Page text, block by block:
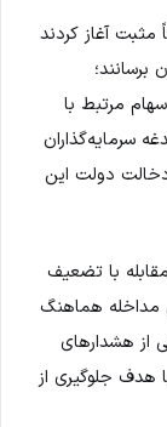
مثبت آغاز کردند
برسانند؛
مرتبط با
سرمایه‌گذاران
دولت این
با تضعیف
مداخله هماهنگ
از هشدارهای
هدف جلوگیری از